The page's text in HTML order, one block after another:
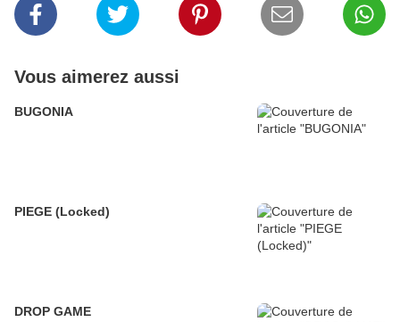
Vous aimerez aussi
BUGONIA
PIEGE (Locked)
DROP GAME